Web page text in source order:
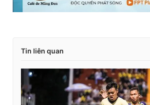
Tin liên quan